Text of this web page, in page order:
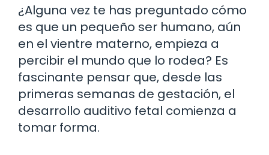
¿Alguna vez te has preguntado cómo
es que un pequeño ser humano, aún
en el vientre materno, empieza a
percibir el mundo que lo rodea? Es
fascinante pensar que, desde las
primeras semanas de gestación, el
desarrollo auditivo fetal comienza a
tomar forma.